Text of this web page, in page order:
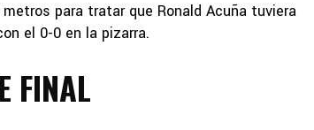
para tratar que Ronald Acuña tuviera
el 0-0 en la pizarra.
FINAL